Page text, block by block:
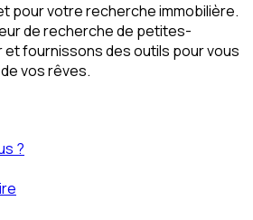
pour votre recherche immobilière.
de recherche de petites-
et fournissons des outils pour vous
vos rêves.
?